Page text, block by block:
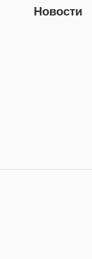
Новости